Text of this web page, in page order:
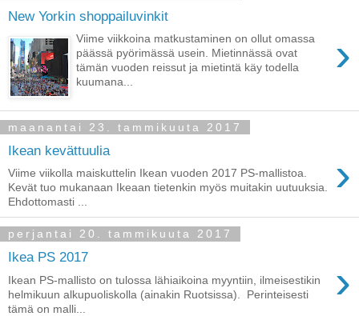
New Yorkin shoppailuvinkit
›
Viime viikkoina matkustaminen on ollut omassa
päässä pyörimässä usein. Mietinnässä ovat
tämän vuoden reissut ja mietintä käy todella
kuumana...
maanantai 23. tammikuuta 2017
Ikean kevättuulia ›
Viime viikolla maiskuttelin Ikean vuoden 2017 PS-mallistoa.
Kevät tuo mukanaan Ikeaan tietenkin myös muitakin uutuuksia.
Ehdottomasti ...
perjantai 20. tammikuuta 2017
Ikea PS 2017 ›
Ikean PS-mallisto on tulossa lähiaikoina myyntiin, ilmeisestikin
helmikuun alkupuoliskolla (ainakin Ruotsissa). Perinteisesti
tämä on malli...